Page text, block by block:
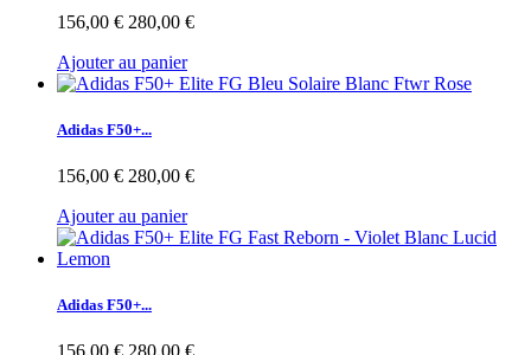
156,00 € 280,00 €
Ajouter au panier
Adidas F50+...
156,00 € 280,00 €
Ajouter au panier
Adidas F50+...